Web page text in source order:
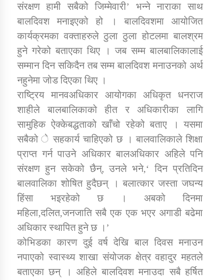
तातोपानी गाउँपालिकाको न्यायिक समिति सम्बन्धी सन्देश
तातोपानी गाउँपालिका जुम्लाको महिला तथा लैङ्गिक हिंसा
सम्बन्धी सूचना सन्देश
तातोपानी गाउँपालिका जुम्लाको महिनावारी सम्बन्धिकाे
सन्देश
तातोपानी गाउँपालिका जुम्लाको बालविवाह सन्देश
तातोपानी गाउँपालिका जुम्लाको सूचना
तातोपानी गाउँपालिका जुम्लाको सूचना
संरक्षण हामी सबैको जिम्मेवारी’ भन्ने नाराका साथ
बालदिवश मनाइएको हो । बालदिवशमा आयोजित
कार्यक्रमका वक्ताहरुले ठुला ठुला होटलमा बालश्रम
हुने गरेको बताएका थिए । जब सम्म बालबालिकालाई
सम्मान दिन सकिदैन तब सम्म बालदिवश मनाउनको अर्थ
नहुनेमा जोड दिएका थिए ।
राष्ट्रिय मानवअधिकार आयोगका अधिकृत धनराज
शाहीले बालबालिकाको हीत र अधिकारीका लागि
सामुहिक ऐक्केबद्धताको खाँचो रहेको बताए । यसमा
सबैको े सहकार्य चाहिएको छ । बालवालिकाले शिक्षा
प्राप्त गर्न पाउने अधिकार बालअधिकार अहिले पनि
संरक्षण हुन सकेको छैन्, उनले भने,‘ दिन प्रतिदिन
बालवालिका शोषित हुदैछन् । बलात्कार जस्ता जघन्य
हिंसा भइरहेको छ । अबको दिनमा
महिला,दलित,जनजाति सबै एक एक भएर अगाडी बढेमा
अधिकार स्थापित हुने छ ।’
कोभिडका कारण दुई वर्ष देखि बाल दिवस मनाउन
नपाएको स्वास्थ्य शाखा संयोजक क्षेत्र वहादुर महतले
बताएका छन् । अहिले बालदिवश मनाउदा सबै हर्षित